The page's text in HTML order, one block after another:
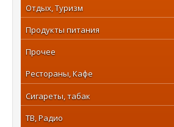
Отдых, Туризм
Продукты питания
Прочее
Рестораны, Кафе
Сигареты, табак
ТВ, Радио